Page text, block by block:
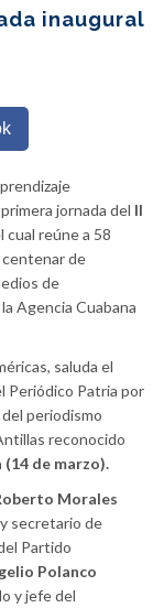
inaugural
jornada del II
cual reúne a 58
de
de
Agencia Cuabana
saluda el
Periódico Patria por
periodismo
reconocido
(14 de marzo).
Morales
secretario de
Partido
Polanco
y jefe del